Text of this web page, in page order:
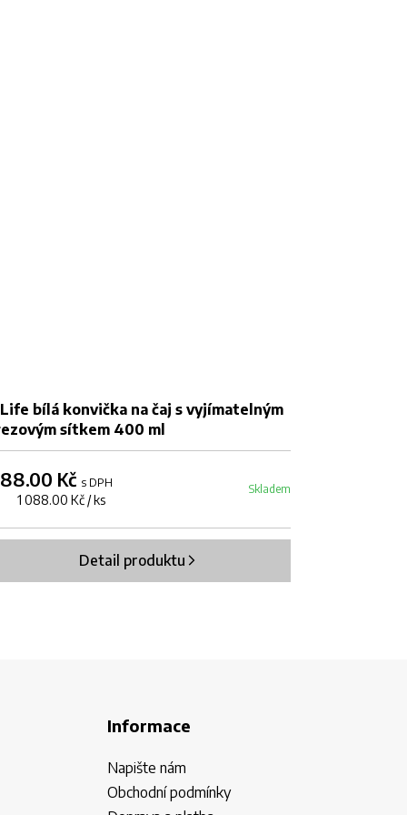
bílá konvička na čaj s vyjímatelným
sítkem 400 ml
Kč s DPH
1 088.00 Kč / ks
Skladem
Detail produktu
Informace
Napište nám
Obchodní podmínky